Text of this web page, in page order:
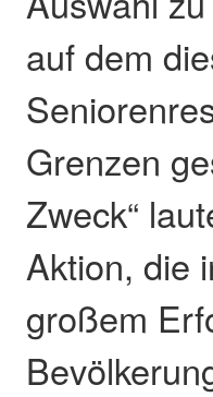
auf dem
Grenzen
Zweck“
Aktion, die
großem